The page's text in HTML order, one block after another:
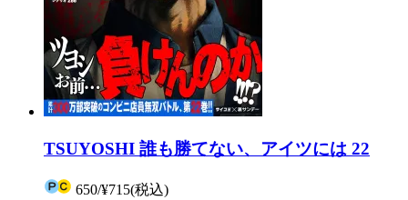
TSUYOSHI 誰も勝てない、アイツには 22
650/¥715(税込)